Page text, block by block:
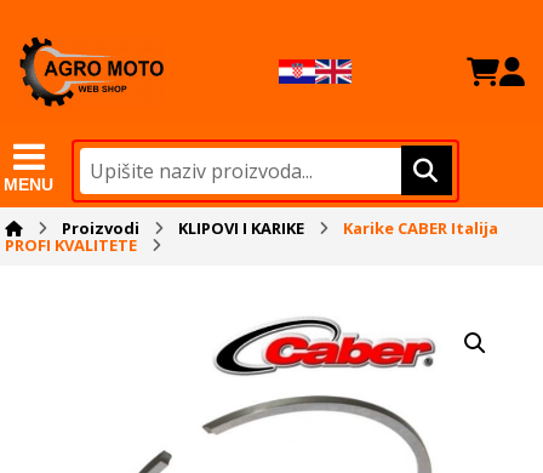
MENU
Proizvodi KLIPOVI I KARIKE Karike CABER Italija
PROFI KVALITETE